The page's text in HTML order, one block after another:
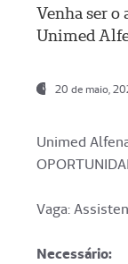
Venha ser o
Unimed
20 de maio,
Unimed
Vaga:
Necessário: